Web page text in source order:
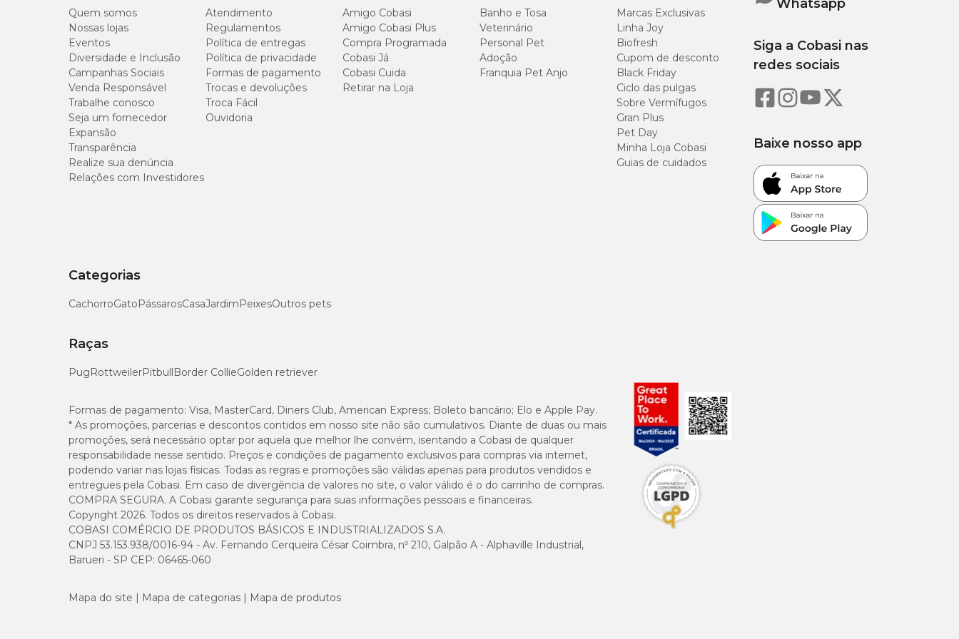
beterraba, proteína concentrada de soja.
Níveis de Garantia
Umidade (máx.) 82%
Proteína Bruta (mín.)
Extrato Etéreo (mín.) 3%
Cálcio (máx.)
Sódio (mín.)
Potássio (mín.) 1.200 mg/kg 0,12%
Selênio (mín.) 0,14 mg/kg
Vitamina E (mín.)
Ácido Linoleico (mín.) 0,323%
Zinco (mín.) 45 mg/kg
Quem somos
Nossas lojas
Eventos
Diversidade e Inclusão
Campanhas Sociais
Venda Responsável
Trabalhe conosco
Seja um fornecedor
Expansão
Transparência
Realize sua denúncia
Relações com Investidores
Atendimento
Regulamentos
Política de entregas
Política de privacidade
Formas de pagamento
Trocas e devoluções
Troca Fácil
Ouvidoria
Amigo Cobasi
Amigo Cobasi Plus
Compra Programada
Cobasi Já
Cobasi Cuida
Retirar na Loja
Banho e Tosa
Veterinário
Personal Pet
Adoção
Franquia Pet Anjo
Marcas Exclusivas
Linha Joy
Biofresh
Cupom de desconto
Black Friday
Ciclo das pulgas
Sobre Vermífugos
Gran Plus
Pet Day
Minha Loja Cobasi
Guias de cuidados
Categorias
CachorroGatoPássarosCasaJardimPeixesOutros pets
Raças
PugRottweilerPitbullBorder CollieGolden retriever
Whatsapp
Siga a Cobasi nas
redes sociais
Baixe nosso app
Formas de pagamento: Visa, MasterCard, Diners Club, American Express; Boleto bancário; Elo e Apple Pay.
* As promoções, parcerias e descontos contidos em nosso site não são cumulativos. Diante de duas ou mais
promoções, será necessário optar por aquela que melhor lhe convém, isentando a Cobasi de qualquer
responsabilidade nesse sentido. Preços e condições de pagamento exclusivos para compras via internet,
podendo variar nas lojas físicas. Todas as regras e promoções são válidas apenas para produtos vendidos e
entregues pela Cobasi. Em caso de divergência de valores no site, o valor válido é o do carrinho de compras.
COMPRA SEGURA. A Cobasi garante segurança para suas informações pessoais e financeiras.
Copyright 2026. Todos os direitos reservados à Cobasi.
COBASI COMÉRCIO DE PRODUTOS BÁSICOS E INDUSTRIALIZADOS S.A.
CNPJ 53.153.938/0016-94 - Av. Fernando Cerqueira César Coimbra, nº 210, Galpão A - Alphaville Industrial,
Barueri - SP CEP: 06465-060
Mapa do site Mapa de categorias Mapa de produtos